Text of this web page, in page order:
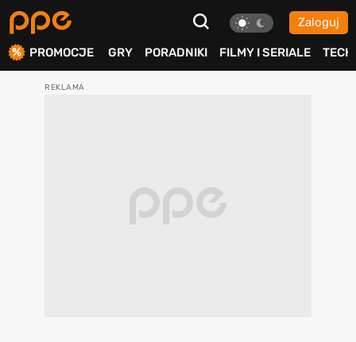
Zaloguj
PROMOCJE GRY PORADNIKI FILMY I SERIALE TECH